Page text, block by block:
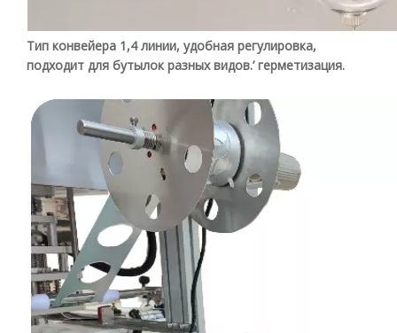
Тип конвейера 1,4 линии, удобная регулировка,
подходит для бутылок разных видов.’герметизация.